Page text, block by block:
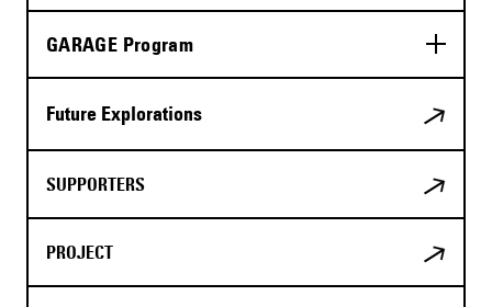
GARAGE Program
Future Explorations
SUPPORTERS
PROJECT